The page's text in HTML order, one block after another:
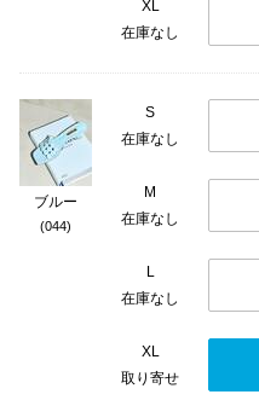
XL
在庫なし
ブルー
(044)
S
在庫なし
M
在庫なし
L
在庫なし
XL
取り寄せ